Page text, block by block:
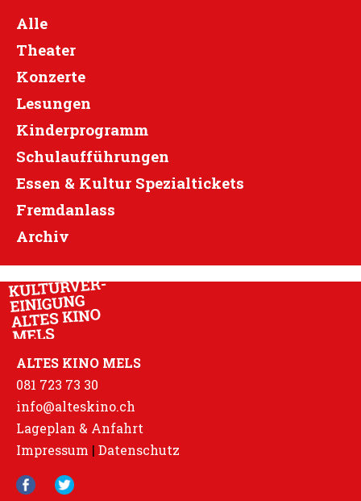
Alle
Theater
Konzerte
Lesungen
Kinderprogramm
Schulaufführungen
Essen & Kultur Spezialtickets
Fremdanlass
Archiv
ALTES KINO MELS
081 723 73 30
info@alteskino.ch
Lageplan & Anfahrt
Impressum | Datenschutz